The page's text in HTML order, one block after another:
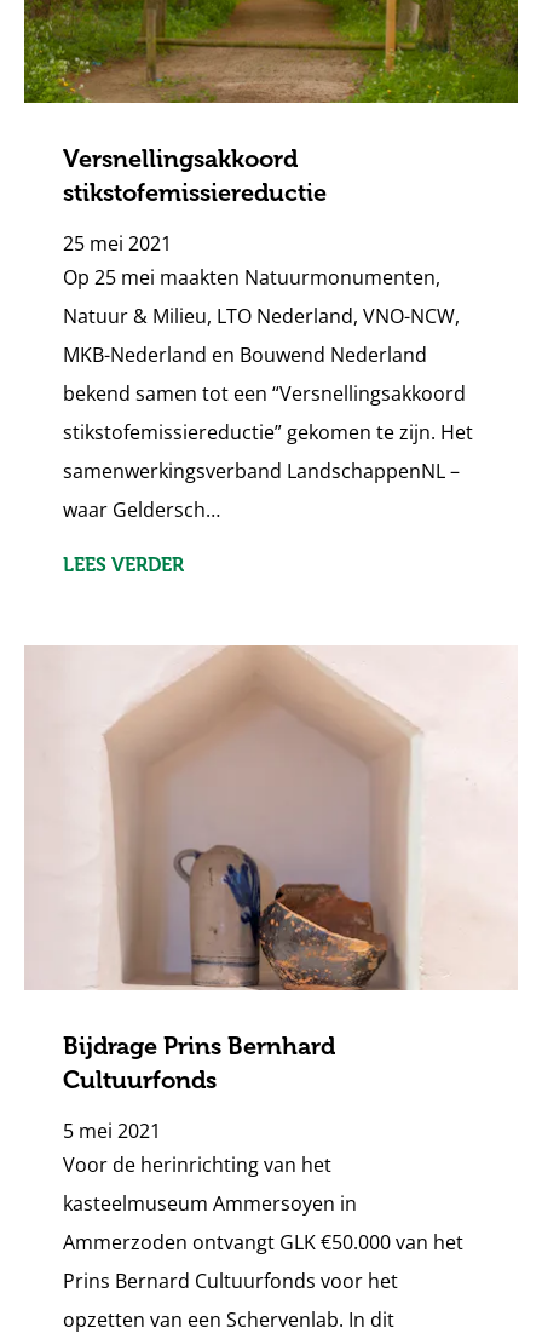
Versnellingsakkoord
stikstofemissiereductie
25 mei 2021
Op 25 mei maakten Natuurmonumenten,
Natuur & Milieu, LTO Nederland, VNO-NCW,
MKB-Nederland en Bouwend Nederland
bekend samen tot een “Versnellingsakkoord
stikstofemissiereductie” gekomen te zijn. Het
samenwerkingsverband LandschappenNL –
waar Geldersch…
LEES VERDER
Bijdrage Prins Bernhard
Cultuurfonds
5 mei 2021
Voor de herinrichting van het
kasteelmuseum Ammersoyen in
Ammerzoden ontvangt GLK €50.000 van het
Prins Bernard Cultuurfonds voor het
opzetten van een Schervenlab. In dit